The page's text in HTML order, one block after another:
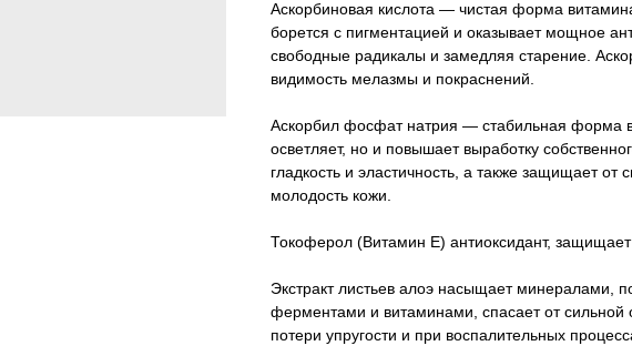
Аскорбиновая кислота — чистая форма
борется с пигментацией и оказывает мощное
свободные радикалы и замедляя старение.
видимость мелазмы и покраснений.
Аскорбил фосфат натрия — стабильная форма
осветляет, но и повышает выработку
гладкость и эластичность, а также защищает от
молодость кожи.
Токоферол (Витамин E) антиоксидант,
Экстракт листьев алоэ насыщает минералами,
ферментами и витаминами, спасает от сильной
потери упругости и при воспалительных